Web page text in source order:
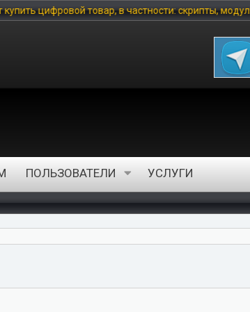
скрипты, модули, шаблоны, инфо-
ПОЛЬЗОВАТЕЛИ УСЛУГИ